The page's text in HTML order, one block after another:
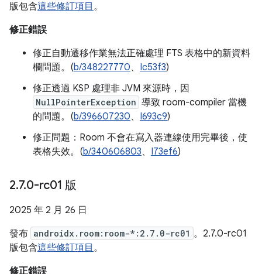
版包含這些修訂項目 。
修正錯誤
修正自動遷移作業無法正確處理 FTS 表格中的新資料
欄問題。(b/348227770、 Ic53f3)
修正透過 KSP 處理非 JVM 來源時，因
NullPointerException 導致 room-compiler 當機
的問題。(b/396607230、 I693c9)
修正問題：Room 不會在寫入器連線使用完畢後，使
表格失效。(b/340606803、 I73ef6)
2.7.0-rc01 版
2025 年 2 月 26 日
發布 androidx.room:room-*:2.7.0-rc01 。2.7.0-rc01
版包含這些修訂項目 。
修正錯誤